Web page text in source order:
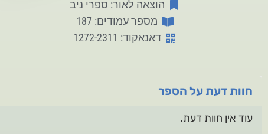
הוצאה לאור: ספרי ניב
מספר עמודים: 187
דאנאקוד: 1272-2311
חוות דעת על הספר
עוד אין חוות דעת.